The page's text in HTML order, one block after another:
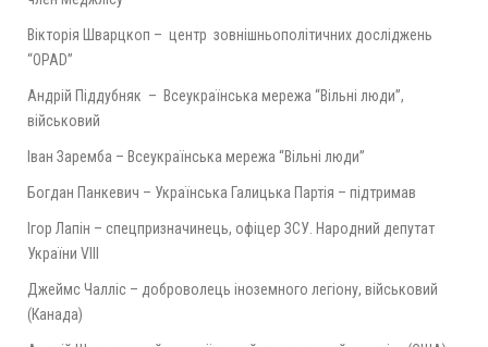
Вікторія Шварцкоп – центр зовнішньополітичних досліджень
“OPAD”
Андрій Піддубняк – Всеукраїнська мережа “Вільні люди”,
військовий
Іван Заремба – Всеукраїнська мережа “Вільні люди”
Богдан Панкевич – Українська Галицька Партія – підтримав
Ігор Лапін – спецпризначинець, офіцер ЗСУ. Народний депутат
України VIII
Джеймс Чалліс – доброволець іноземного легіону, військовий
(Канада)